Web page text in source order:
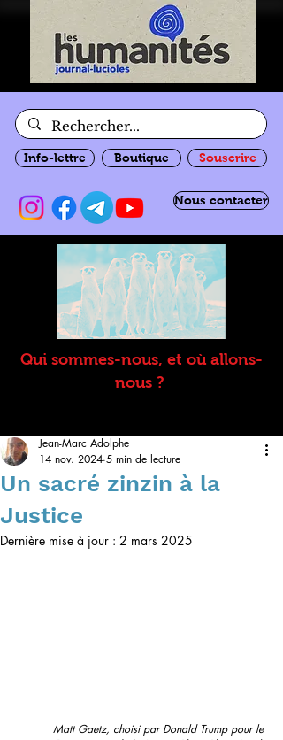
Info-lettre Boutique Souscrire
Nous contacter
Qui sommes-nous, et où allons-
nous ?
Un sacré zinzin à la
Justice
Jean-Marc Adolphe
14 nov. 2024 5 min de lecture
Dernière mise à jour : 2 mars 2025
Matt Gaetz, choisi par Donald Trump pour le